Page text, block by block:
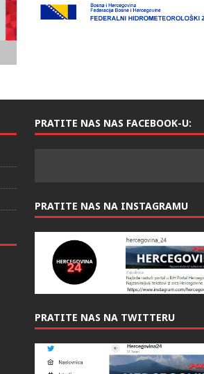
PRATITE NAS NAS FACEBOOK-U:
PRATITE NAS NA INSTAGRAMU
PRATITE NAS NA TWITTERU